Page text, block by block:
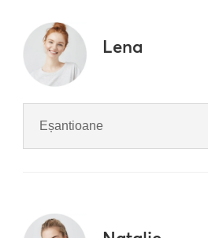
Lena
Eșantioane